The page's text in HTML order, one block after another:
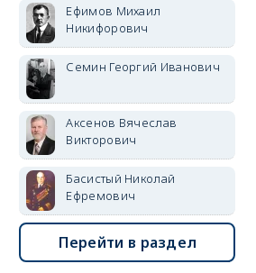
Ефимов Михаил
Никифорович
Семин Георгий Иванович
Аксенов Вячеслав
Викторович
Басистый Николай
Ефремович
Перейти в раздел